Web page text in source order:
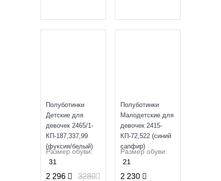
Полуботинки
Детские для
девочек 2465/1-
КП-187,337,99
(фуксия/белый)
Размер обуви:
31
2 296 3280
Полуботинки
Малодетские для
девочек 2415-
КП-72,522 (синий
сапфир)
Размер обуви:
21
2 230